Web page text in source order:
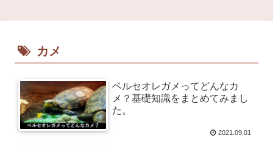
カメ
ベルセオレガメってどんなカ
メ？基礎知識をまとめてみまし
た。
2021.09.01